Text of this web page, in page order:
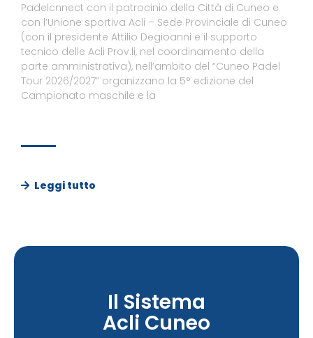
Padelcnnect con il patrocinio della Città di Cuneo e
con l’Unione sportiva Acli – Sede Provinciale di Cuneo
(con il presidente Attilio Degioanni e il supporto
tecnico delle Acli Prov.li, nel coordinamento della
parte amministrativa), nell’ambito del “Cuneo Padel
Tour 2026/2027” organizzano la 5° edizione del
Campionato maschile e la
Leggi tutto
Il Sistema
Acli Cuneo